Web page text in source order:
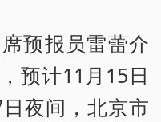
预报员雷蕾介
预计11月15日
日夜间，北京市